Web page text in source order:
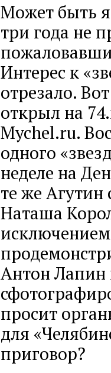
Может быть я
три года не
Интерес к
отрезало.
открыл на
Mychel.ru.
одного
неделе на
те же
Наташа
Антон Лапин
просит
для
приговор?